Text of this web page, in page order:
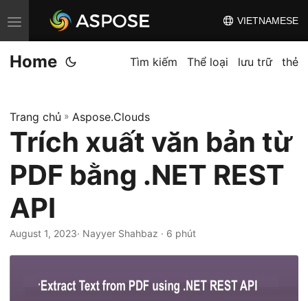
C
h
u
n
đ
i
đ
i
ề
u
VIETNAMESE
Home Tìm kiếm Thể loại lưu trữ thẻ
Trang chủ » Aspose.Clouds
Trích xuất văn bản từ
PDF bằng .NET REST
API
August 1, 2023· Nayyer Shahbaz · 6 phút